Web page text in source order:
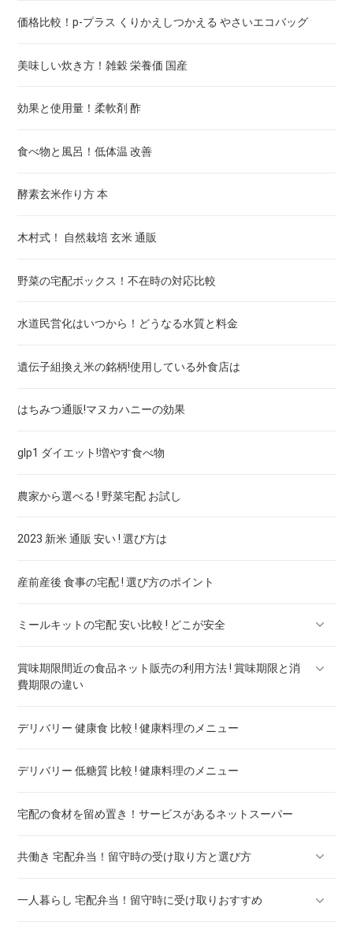
認知症テストあり！認知症 予防ケア
どれがいい！葉酸サプリと食材
月経前症候群チェックあり！PMS 症状と食事とサプリ
アンセリン サプリ 比較！アンセリンは痛風に効く
ターミナリアベリリカ サプリ 比較！飲み方・効果・副作用
コロナ後遺症嗅覚亜鉛！飲み方・効果・副作用
亜鉛サプリメント 選び方 おすすめ！効果と飲むタイミング
フェリチン鉄 サプリ 子供！おすすめ 市販
価格比較！p-プラス くりかえしつかえる やさいエコバッグ
美味しい炊き方！雑穀 栄養価 国産
効果と使用量！柔軟剤 酢
食べ物と風呂！低体温 改善
酵素玄米作り方 本
木村式！ 自然栽培 玄米 通販
野菜の宅配ボックス！不在時の対応比較
水道民営化はいつから！どうなる水質と料金
遺伝子組換え米の銘柄!使用している外食店は
はちみつ通販!マヌカハニーの効果
glp1 ダイエット!増やす食べ物
農家から選べる ! 野菜宅配 お試し
2023 新米 通販 安い ! 選び方は
産前産後 食事の宅配 ! 選び方のポイント
ミールキットの宅配 安い比較 ! どこが安全
ミールキットの離乳食 ! どこが安全
賞味期限間近の食品ネット販売の利用方法 ! 賞味期限と消
費期限の違い
賞味期限間近の飲料ネット販売 ! 激安通販サイト
賞味期限間近お菓子のネット販売 ! 激安通販サイト
ミールキットでダイエット ! どこが安全
賞味期限間近の缶詰ネット販売 ! 激安通販サイト
賞味期限間近ペットフードのネット販売 ! 激安通販サイト
デリバリー 健康食 比較 ! 健康料理のメニュー
デリバリー 低糖質 比較 ! 健康料理のメニュー
宅配の食材を留め置き！サービスがあるネットスーパー
共働き 宅配弁当！留守時の受け取り方と選び方
共働き ミールキット！留守時の受け取り方と選び方
一人暮らし 宅配弁当！留守時に受け取りおすすめ